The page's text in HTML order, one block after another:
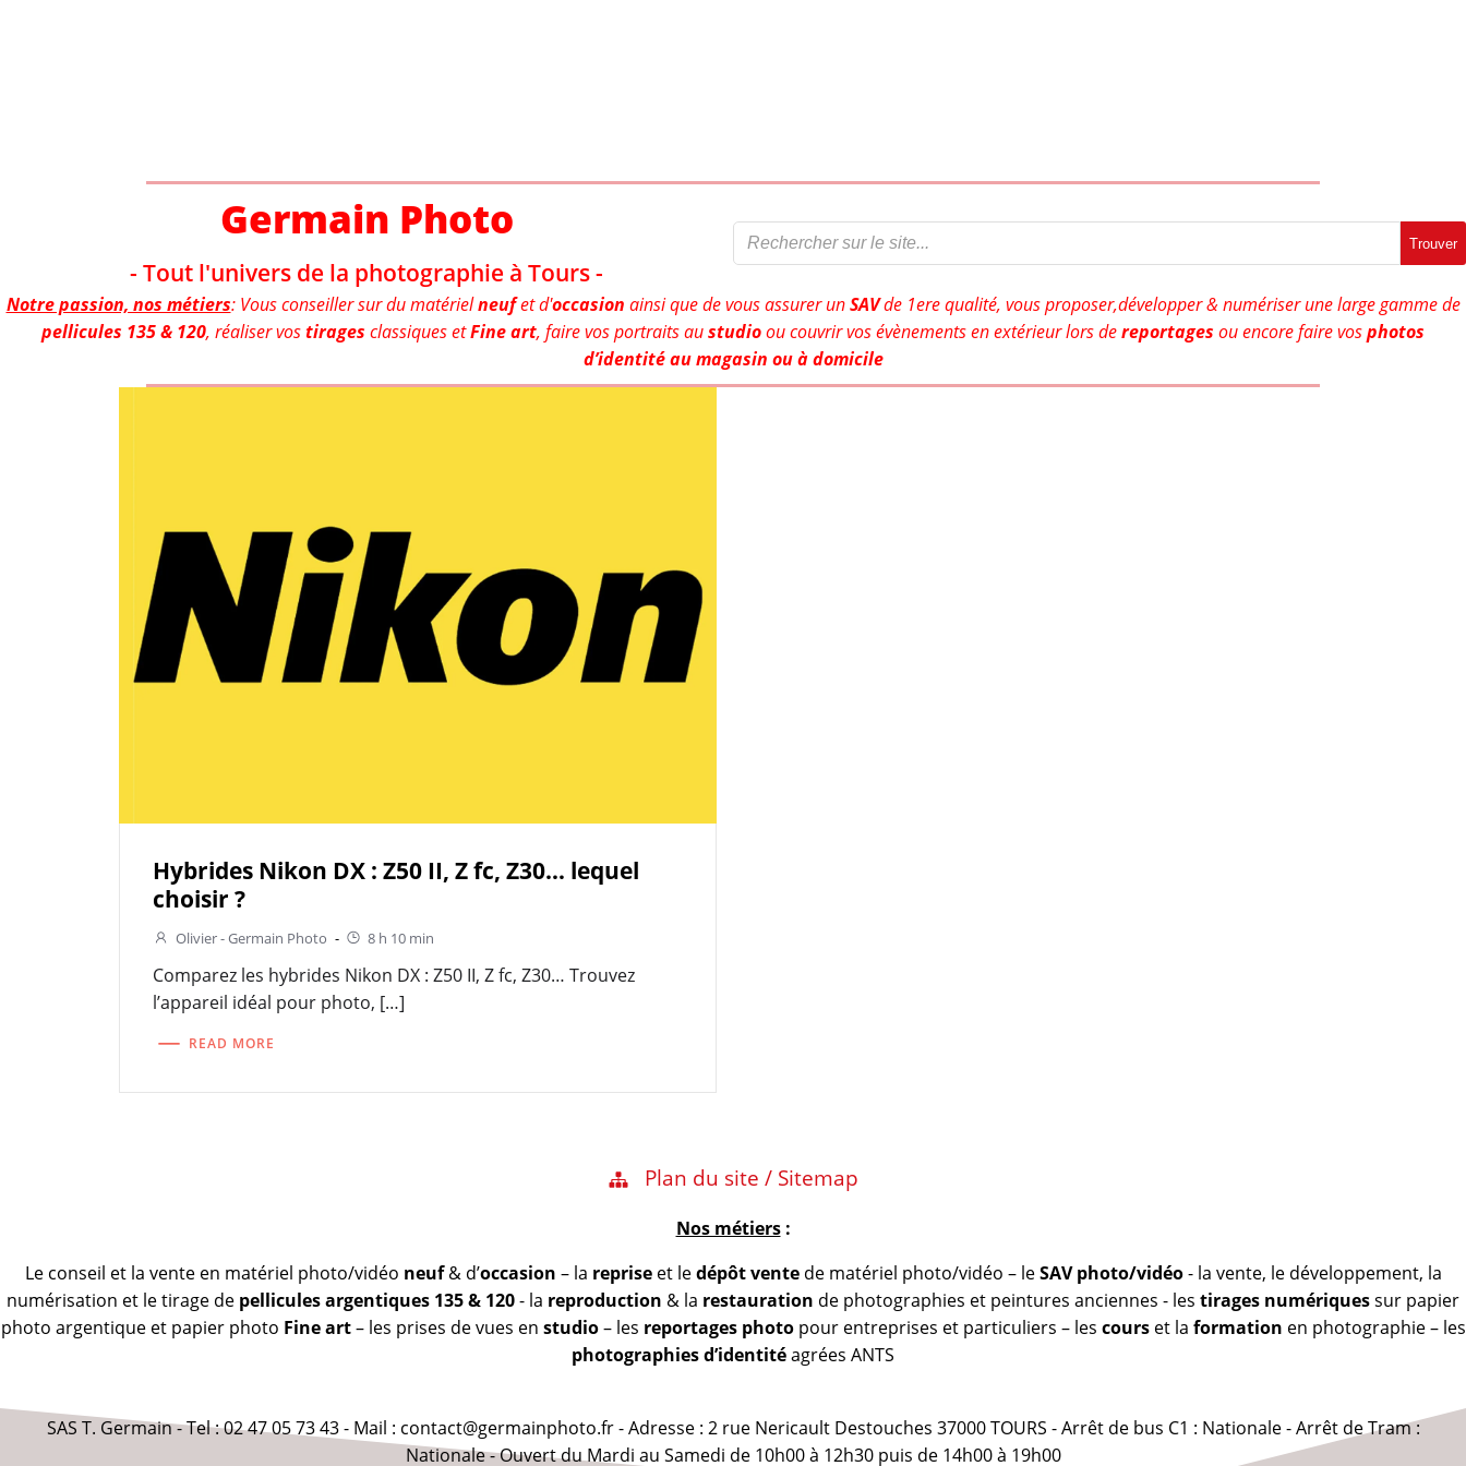
Germain Photo
- Tout l'univers de la photographie à Tours -
Trouver
Notre passion, nos métiers: Vous conseiller sur du matérielneuf et d'occasion ainsi que de vous assurer unSAVde 1ere qualité, vous proposer,développer & numériser une large gamme de
pellicules 135 & 120, réaliser vostirages classiques etFine art, faire vos portraits austudioou couvrir vos évènements en extérieur lors dereportages ou encore faire vosphotos
d’identité au magasin ou à domicile
Hybrides Nikon DX : Z50 II, Z fc, Z30… lequel
choisir ?
Olivier - Germain Photo - 8 h 10 min
Comparez les hybrides Nikon DX : Z50 II, Z fc, Z30… Trouvez
l’appareil idéal pour photo, […]
READ MORE
Plan du site / Sitemap
Nos métiers:
Le conseil et la vente en matériel photo/vidéo neuf& d’occasion – la repriseet ledépôt ventede matériel photo/vidéo – leSAV photo/vidéo- la vente, le développement, la
numérisation et le tirage de pellicules argentiques 135 & 120- la reproduction & la restauration de photographies et peintures anciennes - les tirages numériquessur papier
photo argentique et papier photo Fine art– les prises de vues en studio– les reportages photopour entreprises et particuliers – les courset la formation en photographie – les
photographies d’identitéagrées ANTS
SAS T. Germain - Tel : 02 47 05 73 43 - Mail : contact@germainphoto.fr - Adresse : 2 rue Nericault Destouches 37000 TOURS - Arrêt de bus C1 : Nationale - Arrêt de Tram :
Nationale - Ouvert du Mardi au Samedi de 10h00 à 12h30 puis de 14h00 à 19h00